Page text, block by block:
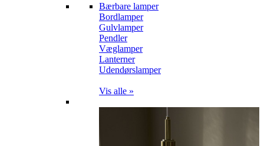
Bærbare lamper
Bordlamper
Gulvlamper
Pendler
Væglamper
Lanterner
Udendørslamper
Vis alle »